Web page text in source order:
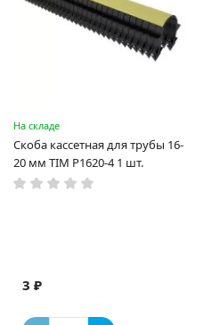
На складе
Скоба кассетная для трубы 16-
20 мм TIM P1620-4 1 шт.
3 ₽